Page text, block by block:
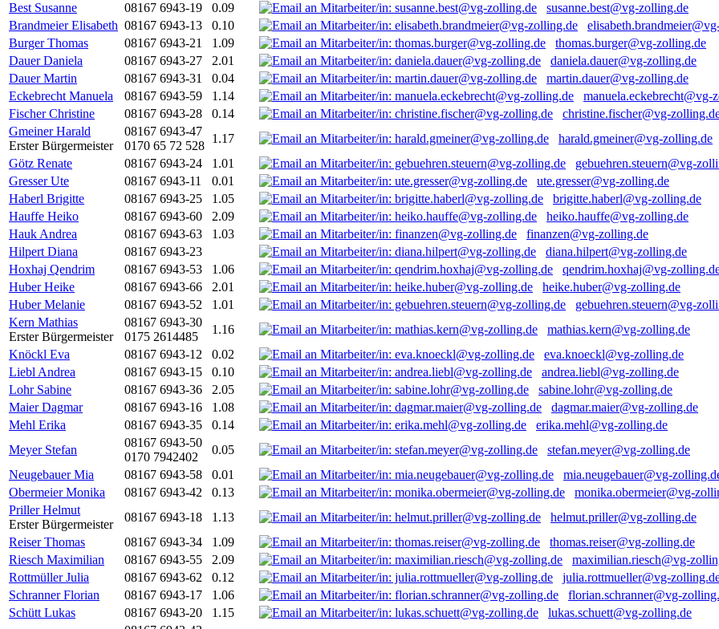
Best Susanne
08167 6943-19 0.09
susanne.best@vg-zolling.de
Brandmeier Elisabeth 08167 6943-13 0.10
Burger Thomas
08167 6943-21 1.09
thomas.burger@vg-zolling.de
Dauer Daniela
08167 6943-27 2.01
daniela.dauer@vg-zolling.de
Dauer Martin
08167 6943-31 0.04
martin.dauer@vg-zolling.de
Eckebrecht Manuela
08167 6943-59 1.14
manuela.eckebrecht@vg-
Fischer Christine
08167 6943-28 0.14
christine.fischer@vg-
Gmeiner Harald
Erster Bürgermeister
08167 6943-47
0170 65 72 528
1.17
harald.gmeiner@vg-zolling.de
Götz Renate
08167 6943-24 1.01
gebuehren.steuern@vg-
Gresser Ute
08167 6943-11 0.01
ute.gresser@vg-zolling.de
Haberl Brigitte
08167 6943-25 1.05
brigitte.haberl@vg-zolling.de
Hauffe Heiko
08167 6943-60 2.09
heiko.hauffe@vg-zolling.de
Hauk Andrea
08167 6943-63 1.03
finanzen@vg-zolling.de
Hilpert Diana
08167 6943-23
diana.hilpert@vg-zolling.de
Hoxhaj Qendrim
08167 6943-53 1.06
qendrim.hoxhaj@vg-
Huber Heike
08167 6943-66 2.01
heike.huber@vg-zolling.de
Huber Melanie
08167 6943-52 1.01
gebuehren.steuern@vg-
Kern Mathias
Erster Bürgermeister
08167 6943-30
0175 2614485
1.16
mathias.kern@vg-zolling.de
Knöckl Eva
08167 6943-12 0.02
eva.knoeckl@vg-zolling.de
Liebl Andrea
08167 6943-15 0.10
andrea.liebl@vg-zolling.de
Lohr Sabine
08167 6943-36 2.05
sabine.lohr@vg-zolling.de
Maier Dagmar
08167 6943-16 1.08
dagmar.maier@vg-zolling.de
Mehl Erika
08167 6943-35 0.14
erika.mehl@vg-zolling.de
Meyer Stefan
08167 6943-50
0170 7942402
0.05
stefan.meyer@vg-zolling.de
Neugebauer Mia
08167 6943-58 0.01
mia.neugebauer@vg-
Obermeier Monika
08167 6943-42 0.13
monika.obermeier@vg-
Priller Helmut
Erster Bürgermeister
08167 6943-18 1.13
helmut.priller@vg-zolling.de
Reiser Thomas
08167 6943-34 1.09
thomas.reiser@vg-zolling.de
Riesch Maximilian
08167 6943-55 2.09
maximilian.riesch@vg-
Rottmüller Julia
08167 6943-62 0.12
julia.rottmueller@vg-
Schranner Florian
08167 6943-17 1.06
florian.schranner@vg-
Schütt Lukas
08167 6943-20 1.15
lukas.schuett@vg-zolling.de